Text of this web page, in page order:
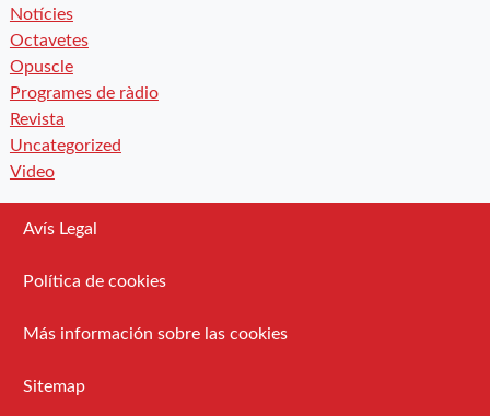
Notícies
Octavetes
Opuscle
Programes de ràdio
Revista
Uncategorized
Video
Avís Legal
Política de cookies
Más información sobre las cookies
Sitemap